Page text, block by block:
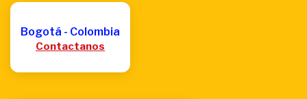
Bogotá - Colombia
Contactanos